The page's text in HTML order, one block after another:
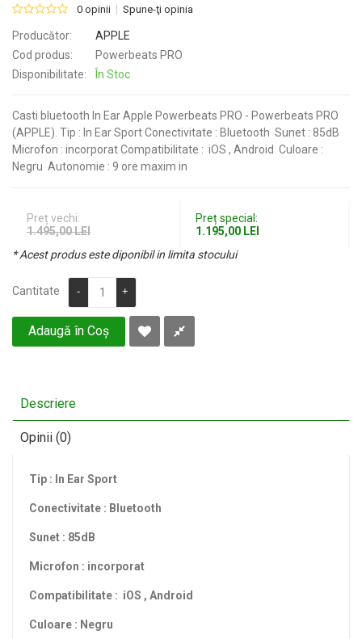
0 opinii Spune-ţi opinia
Producător:
APPLE
Cod produs:
Powerbeats PRO
Disponibilitate:
În Stoc
Casti bluetooth In Ear Apple Powerbeats PRO - Powerbeats PRO
(APPLE). Tip : In Ear Sport Conectivitate : Bluetooth Sunet : 85dB
Microfon : incorporat Compatibilitate : iOS , Android Culoare :
Negru Autonomie : 9 ore maxim in
Preț vechi:
1.495,00 LEI
Preț special:
1.195,00 LEI
* Acest produs este diponibil in limita stocului
Cantitate - +
Adaugă în Coş
Descriere
Opinii (0)
Tip : In Ear Sport
Conectivitate : Bluetooth
Sunet : 85dB
Microfon : incorporat
Compatibilitate : iOS , Android
Culoare : Negru